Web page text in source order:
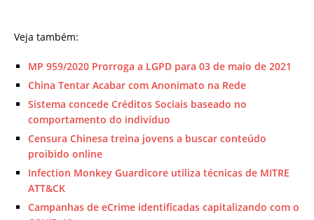
Veja também:
MP 959/2020 Prorroga a LGPD para 03 de maio de 2021
China Tentar Acabar com Anonimato na Rede
Sistema concede Créditos Sociais baseado no
comportamento do indivíduo
Censura Chinesa treina jovens a buscar conteúdo
proibido online
Infection Monkey Guardicore utiliza técnicas de MITRE
ATT&CK
Campanhas de eCrime identificadas capitalizando com o